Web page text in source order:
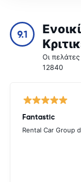
9.1
Οι
12840
Fantastic
Rental Car Group